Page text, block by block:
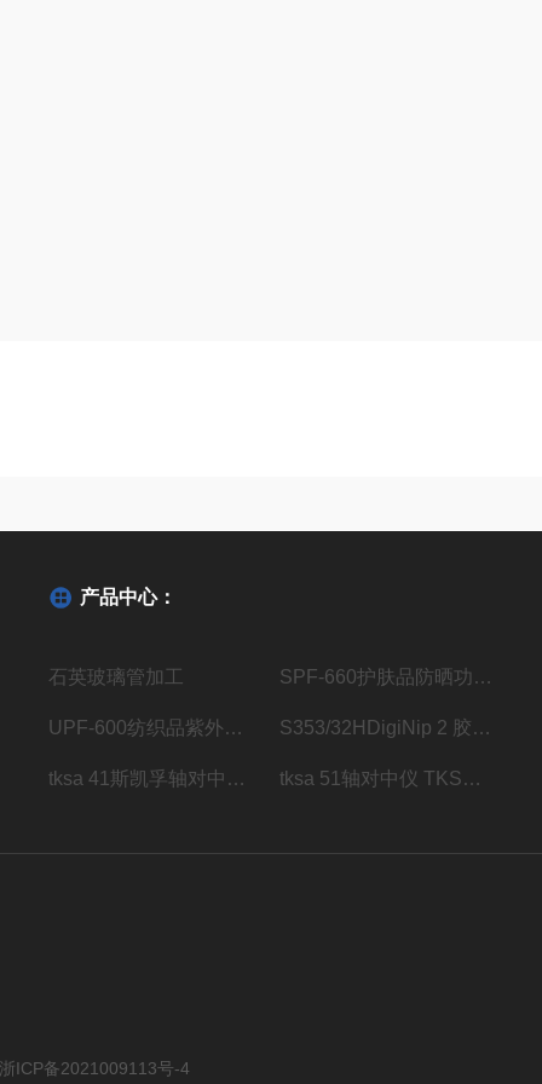
产品中心：
石英玻璃管加工 SPF-660护肤品防晒功效测试仪
UPF-600纺织品紫外线防护系数分析仪 S353/32HDigiNip 2 胶辊压区检测仪传感器
tksa 41斯凯孚轴对中仪 TKSA 41 tksa 51轴对中仪 TKSA 51
浙ICP备2021009113号-4